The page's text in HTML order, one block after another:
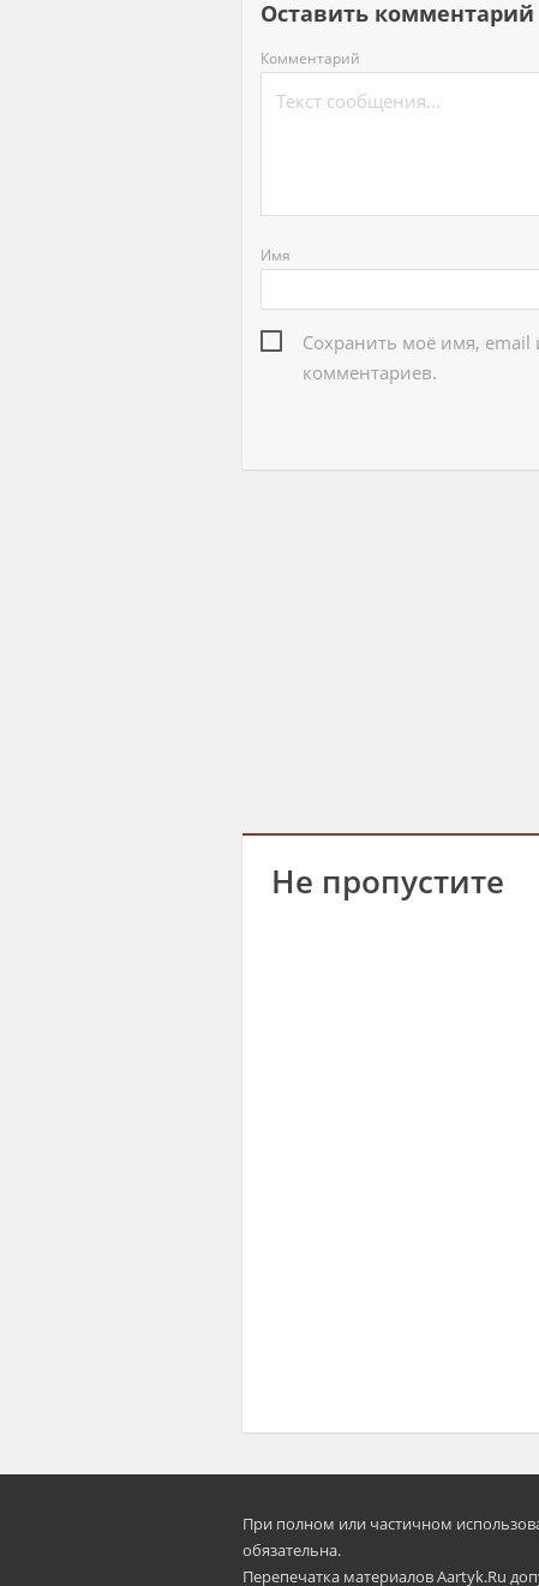
Оставить
Комментарий
Имя
Сохранить моё имя, email
комментариев.
Не пропустите
При полном или частичном
oбязательна.
Перепечатка материалов Aartyk.Ru